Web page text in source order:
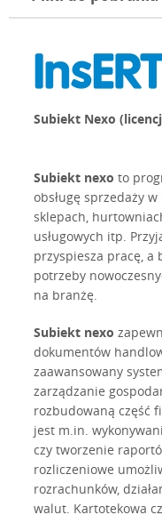
Subiekt Nexo
Subiekt nexo to
obsługę sprzedaży
sklepach,
usługowych itp.
przyspiesza pracę, a
potrzeby
na branżę.
Subiekt nexo
dokumentów
zaawansowany
zarządzanie
rozbudowaną część
jest m.in.
czy tworzenie
rozliczeniowe
rozrachunków,
walut. Kartotekowa